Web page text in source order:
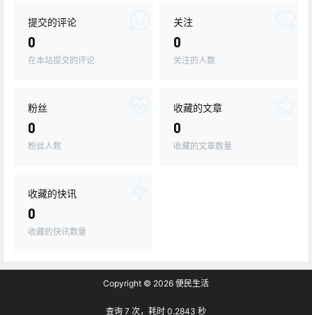
提交的评论
0
在本站提交的评论
关注
0
关注的人数
粉丝
0
粉丝人数
收藏的文章
0
收藏的文章数量
收藏的快讯
0
收藏的快讯数量
Copyright © 2026 便民生活
查询 7 次，耗时 0.2843 秒